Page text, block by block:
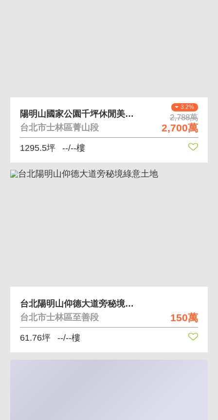
3.2%
2,788萬
2,700萬
陽明山國家公園千坪休閒美地+合法資材室
台北市士林區菁山段
1295.5坪 --/--樓
150萬
台北陽明山仰德大道旁秘境綠意土地
台北市士林區至善段
61.76坪 --/--樓